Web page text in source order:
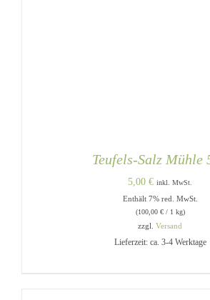
Teufels-Salz Mühle
5,00 € inkl. MwSt.
Enthält 7% red. MwSt.
(100,00 €/ 1 kg)
zzgl. Versand
Lieferzeit: ca. 3-4 Werktage